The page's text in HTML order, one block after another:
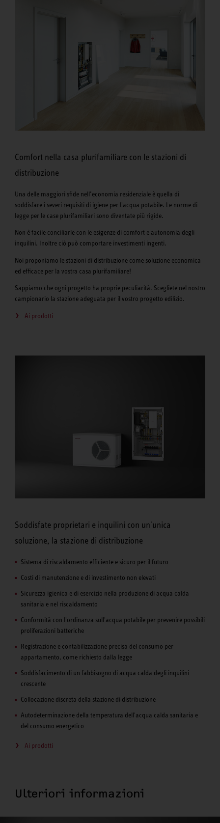
Comfort nella casa plurifamiliare con le stazioni di
distribuzione
Una delle maggiori sfide nell’economia residenziale è quella di
soddisfare i severi requisiti di igiene per l'acqua potabile. Le norme di
legge per le case plurifamiliari sono diventate più rigide.
Non è facile conciliarle con le esigenze di comfort e autonomia degli
inquilini. Inoltre ciò può comportare investimenti ingenti.
Noi proponiamo le stazioni di distribuzione come soluzione economica
ed efficace per la vostra casa plurifamiliare!
Sappiamo che ogni progetto ha proprie peculiarità. Scegliete nel nostro
campionario la stazione adeguata per il vostro progetto edilizio.
Ai prodotti
Soddisfate proprietari e inquilini con un'unica
soluzione, la stazione di distribuzione
Sistema di riscaldamento efficiente e sicuro per il futuro
Costi di manutenzione e di investimento non elevati
Sicurezza igienica e di esercizio nella produzione di acqua calda
sanitaria e nel riscaldamento
Conformità con l'ordinanza sull'acqua potabile per prevenire possibili
proliferazioni batteriche
Registrazione e contabilizzazione precisa del consumo per
appartamento, come richiesto dalla legge
Soddisfacimento di un fabbisogno di acqua calda degli inquilini
crescente
Collocazione discreta della stazione di distribuzione
Autodeterminazione della temperatura dell'acqua calda sanitaria e
del consumo energetico
Ai prodotti
Ulteriori informazioni